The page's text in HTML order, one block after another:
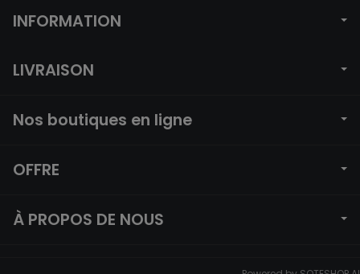
INFORMATION
LIVRAISON
Nos boutiques en ligne
OFFRE
À PROPOS DE NOUS